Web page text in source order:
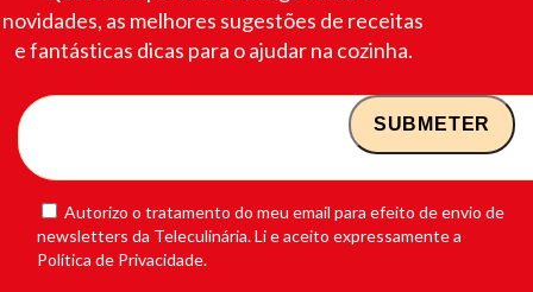
novidades, as melhores sugestões de receitas
e fantásticas dicas para o ajudar na cozinha.
Autorizo o tratamento do meu email para efeito de envio de
newsletters da Teleculinária. Li e aceito expressamente a
Política de Privacidade.